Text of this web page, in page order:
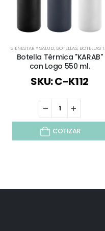
BIENESTAR Y SALUD, BOTELLAS, BOTELLAS TÉRMICAS Y ACERO INOX
Botella Térmica "KARAB"
con Logo 550 ml.
SKU: C-K112
COTIZAR